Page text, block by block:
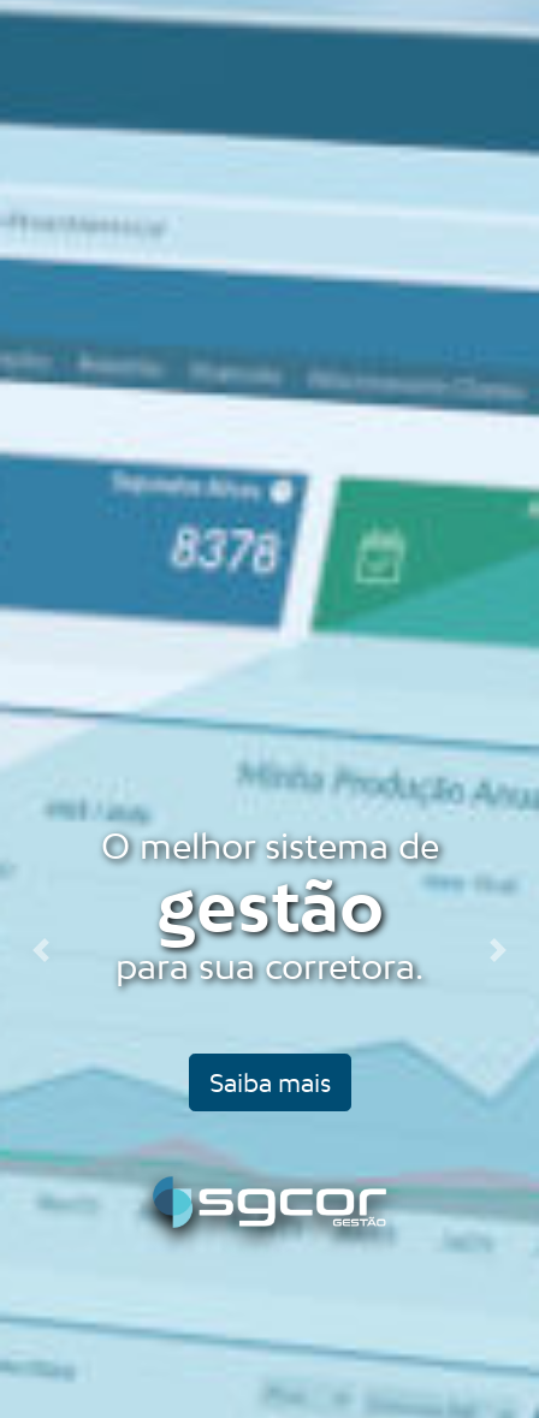
O melhor sistema de
gestão
para sua corretora.
Saiba mais
Previous